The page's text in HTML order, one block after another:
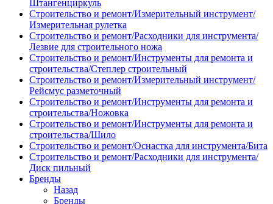
Штангенциркуль
Строительство и ремонт/Измерительный инструмент/
Измерительная рулетка
Строительство и ремонт/Расходники для инструмента/
Лезвие для строительного ножа
Строительство и ремонт/Инструменты для ремонта и
строительства/Степлер строительный
Строительство и ремонт/Измерительный инструмент/
Рейсмус разметочный
Строительство и ремонт/Инструменты для ремонта и
строительства/Ножовка
Строительство и ремонт/Инструменты для ремонта и
строительства/Шило
Строительство и ремонт/Оснастка для инструмента/Бита
Строительство и ремонт/Расходники для инструмента/
Диск пильный
Бренды
Назад
Бренды